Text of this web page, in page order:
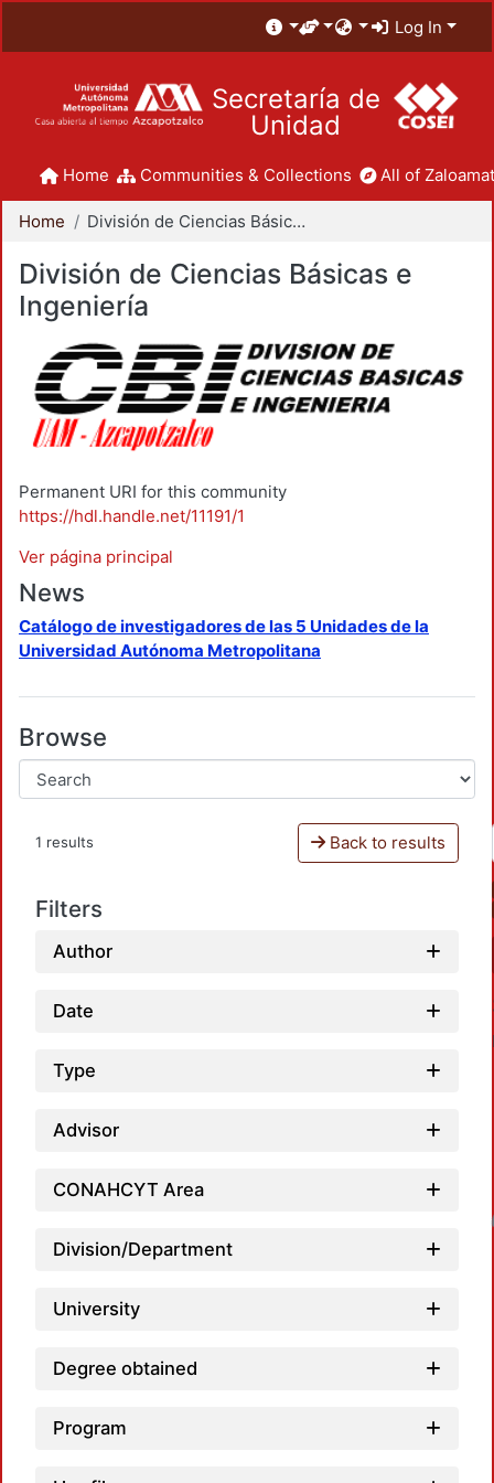
Log In
Secretaría de
Unidad
Home Communities & Collections All of
Home División de Ciencias Básicas e Ingeniería
División de Ciencias Básicas e
Ingeniería
Permanent URI for this community
https://hdl.handle.net/11191/1
Ver página principal
News
Catálogo de investigadores de las 5 Unidades de la
Universidad Autónoma Metropolitana
Browse
1 results Back to results
Filters
Author
Date
Type
Advisor
CONAHCYT Area
Division/Department
University
Degree obtained
Program